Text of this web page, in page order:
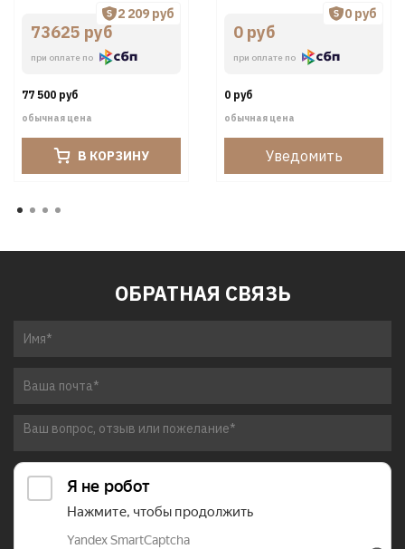
73625 руб
при оплате по
2 209 руб
77 500 руб
обычная цена
В КОРЗИНУ
0 руб
при оплате по
0 руб
0 руб
обычная цена
Уведомить
ОБРАТНАЯ СВЯЗЬ